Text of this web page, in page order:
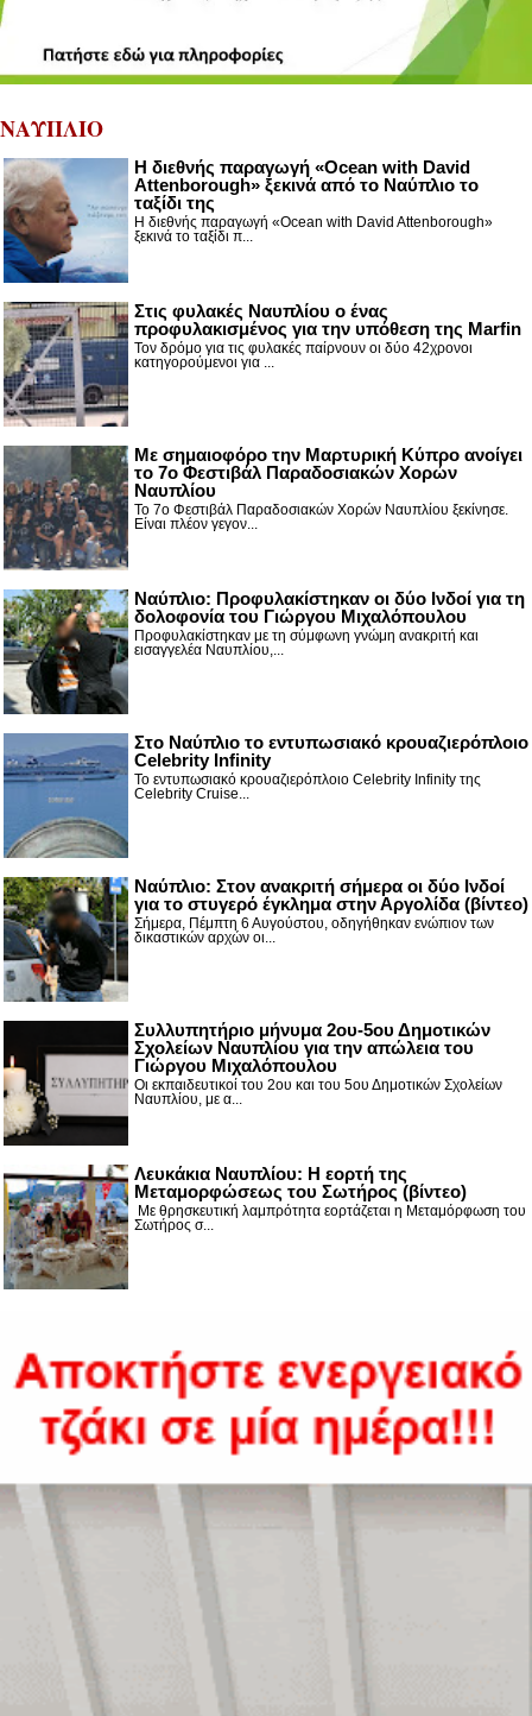
ΝΑΥΠΛΙΟ
Η διεθνής παραγωγή «Ocean with David
Attenborough» ξεκινά από το Ναύπλιο το
ταξίδι της
Η διεθνής παραγωγή «Ocean with David Attenborough»
ξεκινά το ταξίδι π...
Στις φυλακές Ναυπλίου ο ένας
προφυλακισμένος για την υπόθεση της Marfin
Τον δρόμο για τις φυλακές παίρνουν οι δύο 42χρονοι
κατηγορούμενοι για ...
Με σημαιοφόρο την Μαρτυρική Κύπρο ανοίγει
το 7ο Φεστιβάλ Παραδοσιακών Χορών
Ναυπλίου
Το 7ο Φεστιβάλ Παραδοσιακών Χορών Ναυπλίου ξεκίνησε.
Είναι πλέον γεγον...
Ναύπλιο: Προφυλακίστηκαν οι δύο Ινδοί για τη
δολοφονία του Γιώργου Μιχαλόπουλου
Προφυλακίστηκαν με τη σύμφωνη γνώμη ανακριτή και
εισαγγελέα Ναυπλίου,...
Στο Ναύπλιο το εντυπωσιακό κρουαζιερόπλοιο
Celebrity Infinity
Το εντυπωσιακό κρουαζιερόπλοιο Celebrity Infinity της
Celebrity Cruise...
Nαύπλιο: Στον ανακριτή σήμερα οι δύο Ινδοί
για το στυγερό έγκλημα στην Αργολίδα (βίντεο)
Σήμερα, Πέμπτη 6 Αυγούστου, οδηγήθηκαν ενώπιον των
δικαστικών αρχών οι...
Συλλυπητήριο μήνυμα 2ου-5ου Δημοτικών
Σχολείων Ναυπλίου για την απώλεια του
Γιώργου Μιχαλόπουλου
Οι εκπαιδευτικοί του 2ου και του 5ου Δημοτικών Σχολείων
Ναυπλίου, με α...
Λευκάκια Ναυπλίου: Η εορτή της
Μεταμορφώσεως του Σωτήρος (βίντεο)
Με θρησκευτική λαμπρότητα εορτάζεται η Μεταμόρφωση του
Σωτήρος σ...